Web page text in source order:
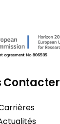
Contacter